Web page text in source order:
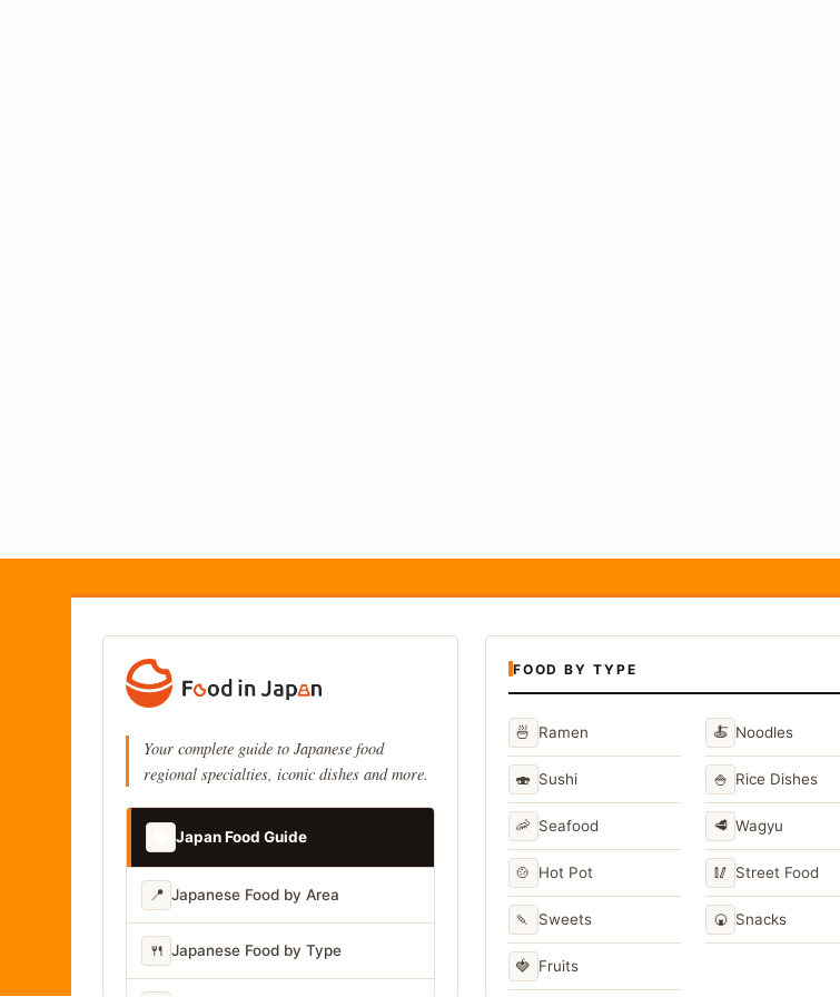
Your complete guide to Japanese food
regional specialties, iconic dishes and more.
Japan Food Guide
📍 Japanese Food by Area
🍴 Japanese Food by Type
FOOD BY TYPE
🍜 Ramen 🍝 Noodles
🍣 Sushi 🍚 Rice Dishes
🦐 Seafood 🥩 Wagyu
🍲 Hot Pot 🥢 Street Food
🍡 Sweets 🍘 Snacks
🍓 Fruits